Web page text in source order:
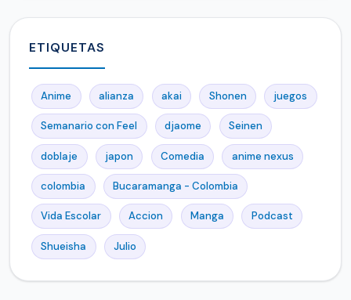
ETIQUETAS
Anime alianza akai Shonen juegos
Semanario con Feel djaome Seinen
doblaje japon Comedia anime nexus
colombia Bucaramanga - Colombia
Vida Escolar Accion Manga Podcast
Shueisha Julio